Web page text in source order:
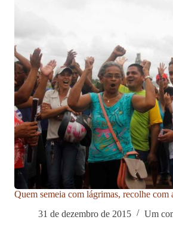
Quem semeia com lágrimas, recolhe com
31 de dezembro de 2015
Um